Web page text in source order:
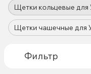
Щетки кольцевые
Щетки чашечные
Фильтр